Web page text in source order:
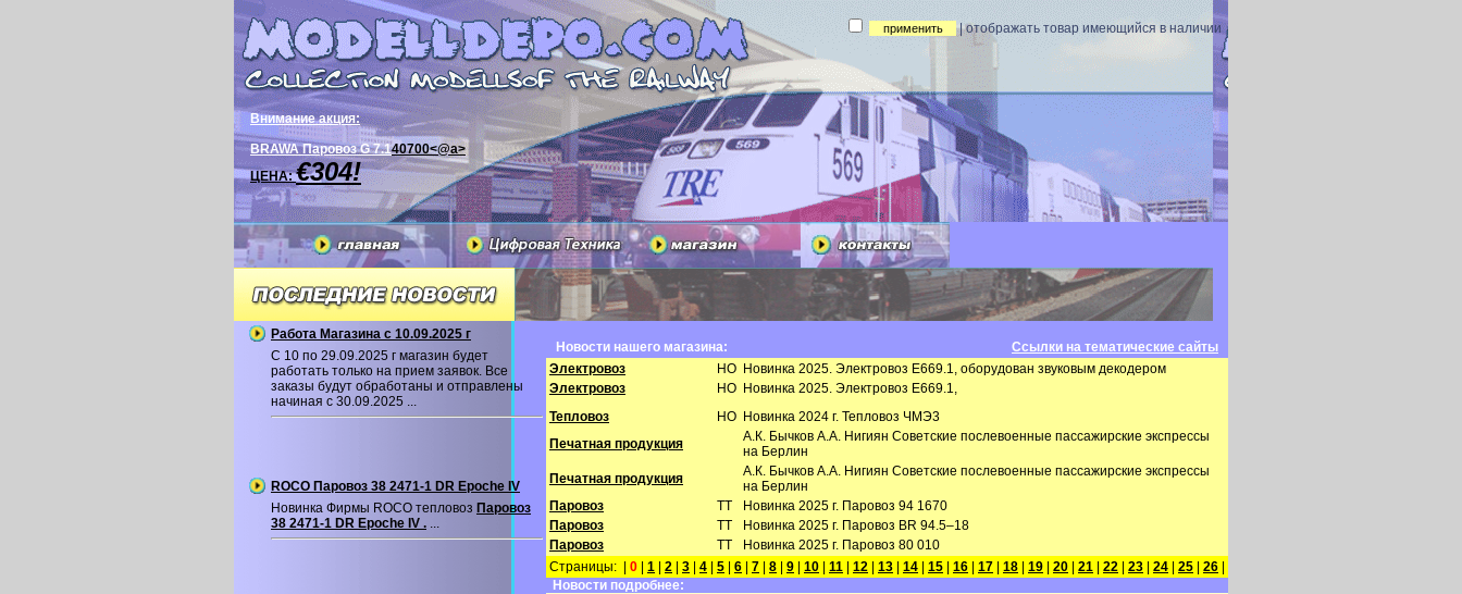
| отображать товар имеющийся в наличии
Внимание акция:
BRAWA Паровоз G 7.140700<@a>
ЦЕНА:€304!
Работа Магазина с 10.09.2025 г
С 10 по 29.09.2025 г магазин будет
работать только на прием заявок. Все
заказы будут обработаны и отправлены
начиная с 30.09.2025 ...
ROCO Паровоз 38 2471-1 DR Epoche IV
Новинка Фирмы ROCO тепловоз Паровоз
38 2471-1 DR Epoche IV . ...
Новости нашего магазина:
Ссылки на тематические сайты
Электровоз
HO Новинка 2025. Электровоз E669.1, оборудован звуковым декодером
Электровоз
HO Новинка 2025. Электровоз E669.1,
Тепловоз
HO Новинка 2024 г. Тепловоз ЧМЭ3
Печатная продукция
А.К. Бычков А.А. Нигиян Советские послевоенные пассажирские экспрессы
на Берлин
Печатная продукция
А.К. Бычков А.А. Нигиян Советские послевоенные пассажирские экспрессы
на Берлин
Паровоз
TT
Новинка 2025 г. Паровоз 94 1670
Паровоз
TT
Новинка 2025 г. Паровоз BR 94.5–18
Паровоз
TT
Новинка 2025 г. Паровоз 80 010
Страницы: | 0 1 2 3 4 5 6 7 8 9 10 11 12 13 14 15 16 17 18 19 20 21 22 23 24 25 26
Новости подробнее: